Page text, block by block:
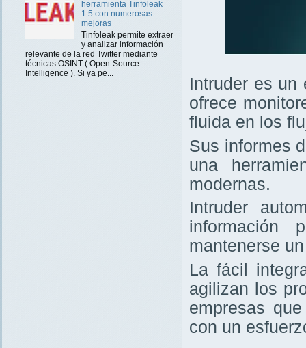
herramienta Tinfoleak
1.5 con numerosas
mejoras
Tinfoleak permite extraer
y analizar información
relevante de la red Twitter mediante
técnicas OSINT ( Open-Source
Intelligence ). Si ya pe...
Intruder es un
ofrece
fluida en los
Sus informes
una
modernas.
Intruder
información
mantenerse
La fácil
agilizan los
empresas
con un